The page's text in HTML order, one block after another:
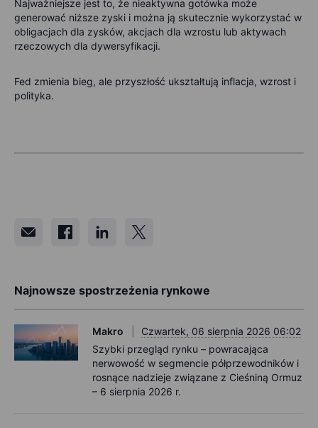
Najważniejsze jest to, że nieaktywna gotówka może
generować niższe zyski i można ją skutecznie wykorzystać w
obligacjach dla zysków, akcjach dla wzrostu lub aktywach
rzeczowych dla dywersyfikacji.
Fed zmienia bieg, ale przyszłość ukształtują inflacja, wzrost i
polityka.
Najnowsze spostrzeżenia rynkowe
Makro
Czwartek, 06 sierpnia 2026 06:02
Szybki przegląd rynku – powracająca
nerwowość w segmencie półprzewodników i
rosnące nadzieje związane z Cieśniną Ormuz
– 6 sierpnia 2026 r.